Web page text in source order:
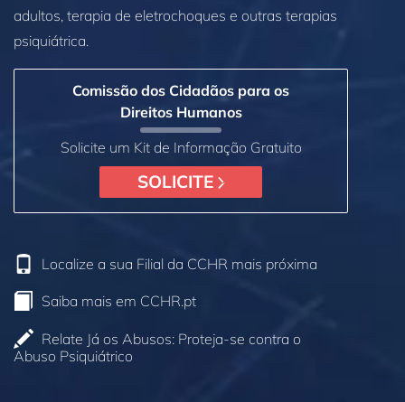
adultos, terapia de eletrochoques e outras terapias
psiquiátrica.
Comissão dos Cidadãos para os
Direitos Humanos
Solicite um Kit de Informação Gratuito
SOLICITE
Localize a sua Filial da CCHR mais próxima
Saiba mais em CCHR.pt
Relate Já os Abusos: Proteja‑se contra o
Abuso Psiquiátrico